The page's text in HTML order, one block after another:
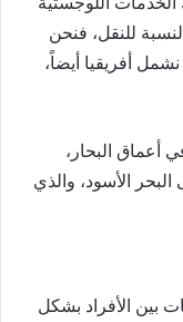
للنقل، فنحن
أفريقيا أيضاً،
أعماق البحار،
الأسود، والذي
بين الأفراد بشكل